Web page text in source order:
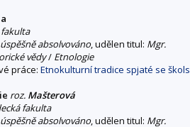
úspěšně absolvováno, udělen titul: Mgr.
vědy/ Etnologie
práce: Etnokulturní tradice spjaté se
roz. Mašterová
fakulta
úspěšně absolvováno, udělen titul: Mgr.